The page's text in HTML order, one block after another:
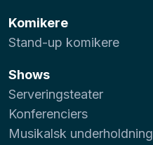
Komikere
Stand-up komikere
Shows
Serveringsteater
Konferenciers
Musikalsk underholdning